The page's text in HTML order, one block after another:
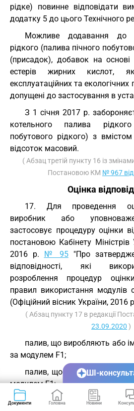
рідке) повинне відповідати
додатку 5 до цього Технічного
Можливе додавання до
рідкого (палива пічного
(присадок), добавок на основі
естерів жирних кислот,
експлуатаційних та
допущені до застосування в
З 1 січня 2017 р.
котельного палива
побутового рідкого) з
відсоток масовий.
( Абзац третій пункту 16 із
Постановою КМ № 967
Оцінка
17. Для проведення
виробник або
застосовує процедуру оцінки
постановою Кабінету Міністрів
2016 р. № 95 "Про
відповідності, які
розроблення процедур
правил використання модулів
(Офіційний вісник України,
( Абзац пункту 17 в редакції
23.09.2020 )
палив, що виробляють або
за модулем F1;
палив, що виробляють
модулем F1;
палив, що виробляють
Документи Головна Новини
ШІ-